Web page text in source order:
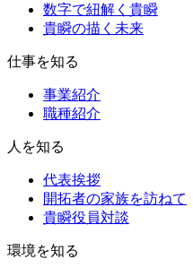
数字で紐解く貴瞬
貴瞬の描く未来
仕事を知る
事業紹介
職種紹介
人を知る
代表挨拶
開拓者の家族を訪ねて
貴瞬役員対談
環境を知る